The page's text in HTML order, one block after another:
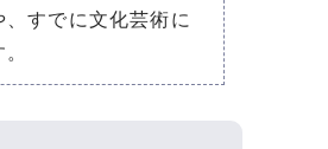
すでに文化芸術に